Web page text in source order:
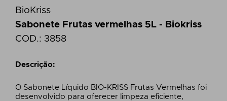
BioKriss
Sabonete Frutas vermelhas 5L - Biokriss
COD.: 3858
Descrição:
O Sabonete Líquido BIO-KRISS Frutas Vermelhas foi
desenvolvido para oferecer limpeza eficiente,